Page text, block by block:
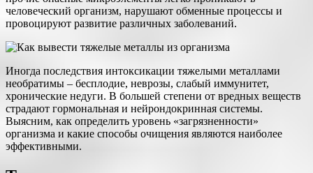
человеческий организм, нарушают обменные процессы и
провоцируют развитие различных заболеваний.
Иногда последствия интоксикации тяжелыми металлами
необратимы – бесплодие, неврозы, слабый иммунитет,
хронические недуги. В большей степени от вредных веществ
страдают гормональная и нейрондокринная системы.
Выясним, как определить уровень «загрязненности»
организма и какие способы очищения являются наиболее
эффективными.